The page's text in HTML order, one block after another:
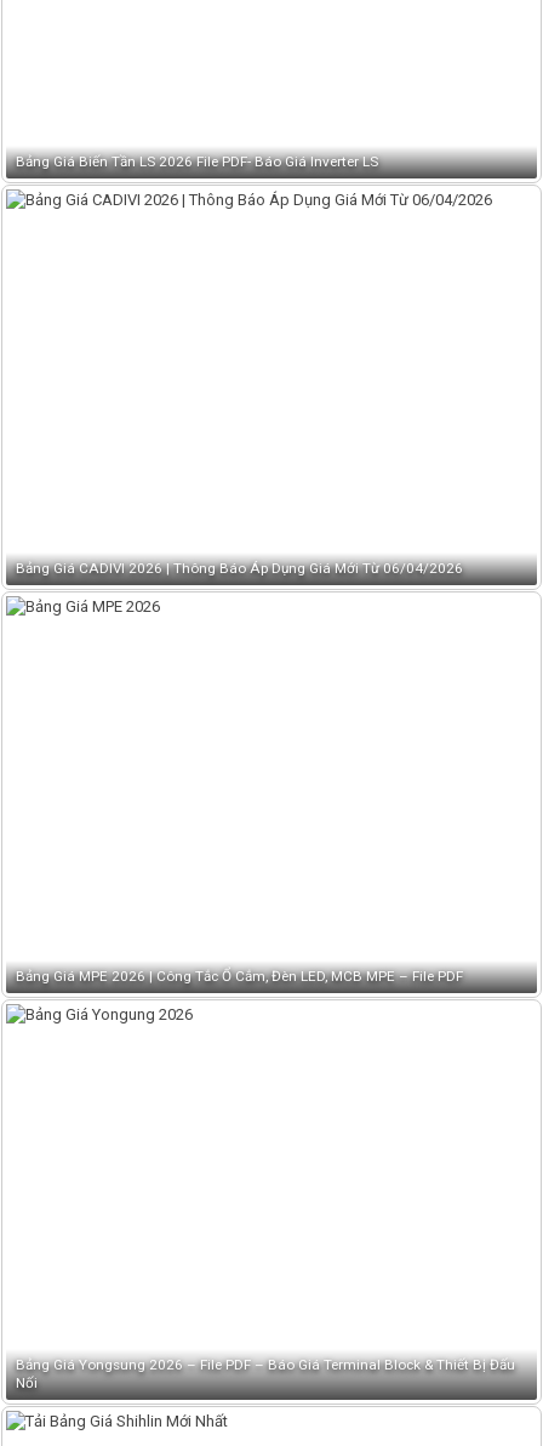
Bảng Giá Biến Tần LS 2026 File PDF- Báo Giá Inverter LS
Bảng Giá CADIVI 2026 | Thông Báo Áp Dụng Giá Mới Từ 06/04/2026
Bảng Giá MPE 2026 | Công Tắc Ổ Cắm, Đèn LED, MCB MPE – File PDF
Bảng Giá Yongsung 2026 – File PDF – Báo Giá Terminal Block & Thiết Bị Đấu
Nối